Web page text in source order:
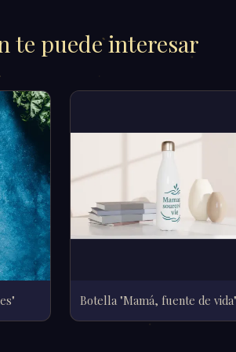
te puede interesar
Botella "Mamá, fuente de vida"